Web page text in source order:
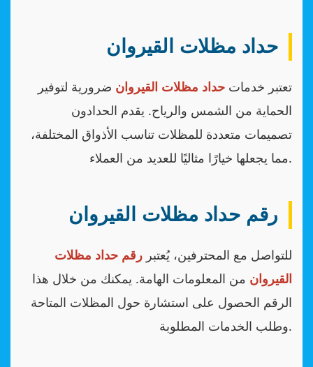
حداد مظلات القيروان
تعتبر خدمات حداد مظلات القيروان ضرورية لتوفير
الحماية من الشمس والرياح. يقدم الحدادون
تصميمات متعددة للمظلات تناسب الأذواق المختلفة،
مما يجعلها خيارًا مثاليًا للعديد من العملاء.
رقم حداد مظلات القيروان
للتواصل مع المحترفين، يُعتبر رقم حداد مظلات
القيروان من المعلومات الهامة. يمكنك من خلال هذا
الرقم الحصول على استشارة حول المظلات المتاحة
وطلب الخدمات المطلوبة.